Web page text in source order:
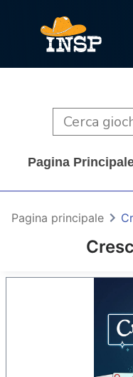
Pagina
Pagina principale